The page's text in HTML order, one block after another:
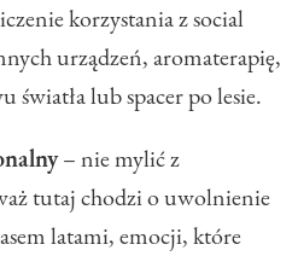
korzystania z social
urządzeń, aromaterapię,
światła lub spacer po lesie.
– nie mylić z
tutaj chodzi o uwolnienie
latami, emocji, które